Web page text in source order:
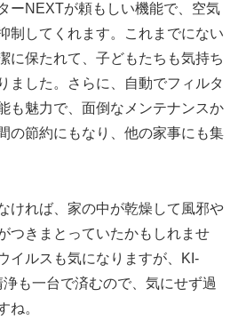
ーNEXTが頼もしい機能で、空気
制してくれます。これまでにない
に保たれて、子どもたちも気持ち
ました。さらに、自動でフィルタ
も魅力で、面倒なメンテナンスか
の節約にもなり、他の家事にも集
ければ、家の中が乾燥して風邪や
つきまとっていたかもしれませ
イルスも気になりますが、KI-
も一台で済むので、気にせず過
ね。